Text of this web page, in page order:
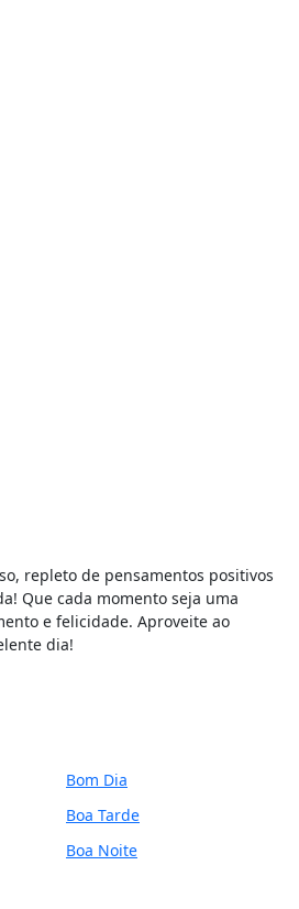
repleto de pensamentos positivos
Que cada momento seja uma
e felicidade. Aproveite ao
dia!
Bom Dia
Boa Tarde
Boa Noite